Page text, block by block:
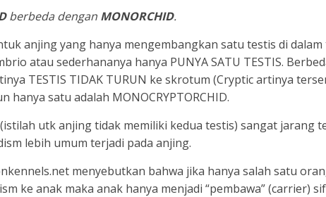
berbeda dengan MONORCHID.
anjing yang hanya mengembangkan satu testis di
atau sederhananya hanya PUNYA SATU TESTIS.
TESTIS TIDAK TURUN ke skrotum (Cryptic artinya
satu adalah MONOCRYPTORCHID.
(istilah utk anjing tidak memiliki kedua testis) sangat jarang
lebih umum terjadi pada anjing.
menyebutkan bahwa jika hanya salah satu
ke anak maka anak hanya menjadi “pembawa” (carrier)